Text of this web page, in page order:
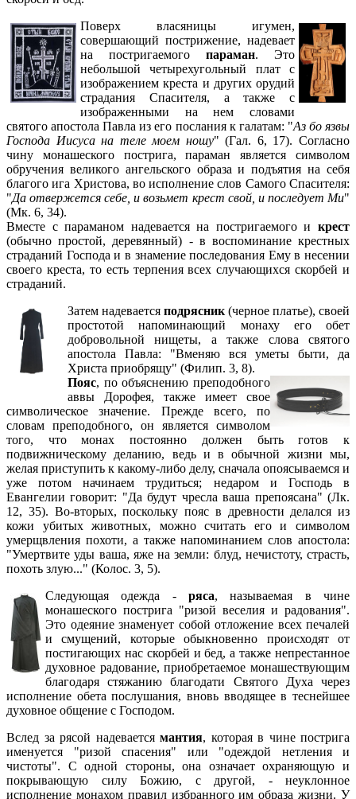
Поверх власяницы игумен,
совершающий пострижение, надевает
на постригаемого параман. Это
небольшой четырехугольный плат с
изображением креста и других орудий
страдания Спасителя, а также с
изображенными на нем словами
святого апостола Павла из его послания к галатам: "Аз бо язвы
Господа Иисуса на теле моем ношу" (Гал. 6, 17). Согласно
чину монашеского пострига, параман является символом
обручения великого ангельского образа и подъятия на себя
благого ига Христова, во исполнение слов Самого Спасителя:
"Да отвержется себе, и возьмет крест свой, и последует Ми"
(Мк. 6, 34).
Вместе с параманом надевается на постригаемого и крест
(обычно простой, деревянный) - в воспоминание крестных
страданий Господа и в знамение последования Ему в несении
своего креста, то есть терпения всех случающихся скорбей и
страданий.
Затем надевается подрясник (черное платье), своей
простотой напоминающий монаху его обет
добровольной нищеты, а также слова святого
апостола Павла: "Вменяю вся уметы быти, да
Христа приобрящу" (Филип. 3, 8).
Пояс, по объяснению преподобного
аввы Дорофея, также имеет свое
символическое значение. Прежде всего, по
словам преподобного, он является символом
того, что монах постоянно должен быть готов к
подвижническому деланию, ведь и в обычной жизни мы,
желая приступить к какому-либо делу, сначала опоясываемся и
уже потом начинаем трудиться; недаром и Господь в
Евангелии говорит: "Да будут чресла ваша препоясана" (Лк.
12, 35). Во-вторых, поскольку пояс в древности делался из
кожи убитых животных, можно считать его и символом
умерщвления похоти, а также напоминанием слов апостола:
"Умертвите уды ваша, яже на земли: блуд, нечистоту, страсть,
похоть злую..." (Колос. 3, 5).
Следующая одежда - ряса, называемая в чине
монашеского пострига "ризой веселия и радования".
Это одеяние знаменует собой отложение всех печалей
и смущений, которые обыкновенно происходят от
постигающих нас скорбей и бед, а также непрестанное
духовное радование, приобретаемое монашествующим
благодаря стяжанию благодати Святого Духа через
исполнение обета послушания, вновь вводящее в теснейшее
духовное общение с Господом.
Вслед за рясой надевается мантия, которая в чине пострига
именуется "ризой спасения" или "одеждой нетления и
чистоты". С одной стороны, она означает охраняющую и
покрывающую силу Божию, с другой, - неуклонное
исполнение монахом правил избранного им образа жизни. У